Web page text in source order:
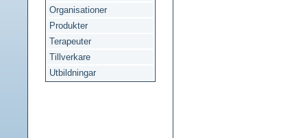
Organisationer
Produkter
Terapeuter
Tillverkare
Utbildningar